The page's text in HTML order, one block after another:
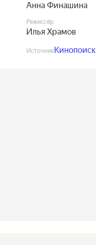
Анна Финашина
Режиссёр
Илья Храмов
ИсточникКинопоиск